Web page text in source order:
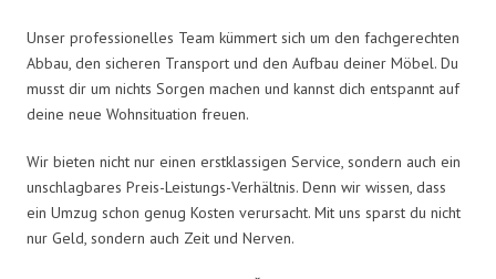
Unser professionelles Team kümmert sich um den fachgerechten
Abbau, den sicheren Transport und den Aufbau deiner Möbel. Du
musst dir um nichts Sorgen machen und kannst dich entspannt auf
deine neue Wohnsituation freuen.
Wir bieten nicht nur einen erstklassigen Service, sondern auch ein
unschlagbares Preis-Leistungs-Verhältnis. Denn wir wissen, dass
ein Umzug schon genug Kosten verursacht. Mit uns sparst du nicht
nur Geld, sondern auch Zeit und Nerven.